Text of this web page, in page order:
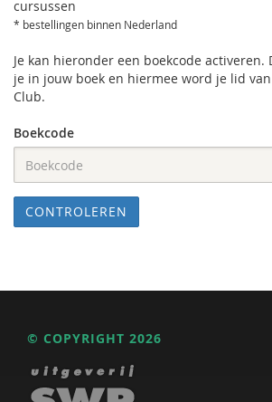
cursussen
* bestellingen binnen Nederland
Je kan hieronder een boekcode activeren.
je in jouw boek en hiermee word je lid
Club.
Boekcode
CONTROLEREN
© COPYRIGHT 2026